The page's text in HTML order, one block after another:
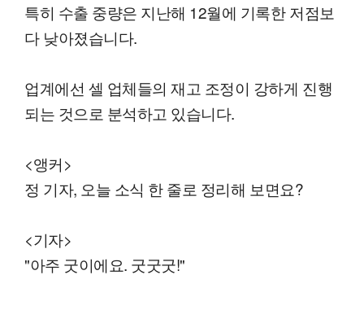
특히 수출 중량은 지난해 12월에 기록한 저점보
다 낮아졌습니다.
업계에선 셀 업체들의 재고 조정이 강하게 진행
되는 것으로 분석하고 있습니다.
<앵커>
정 기자, 오늘 소식 한 줄로 정리해 보면요?
<기자>
"아주 굿이에요. 굿굿굿!"